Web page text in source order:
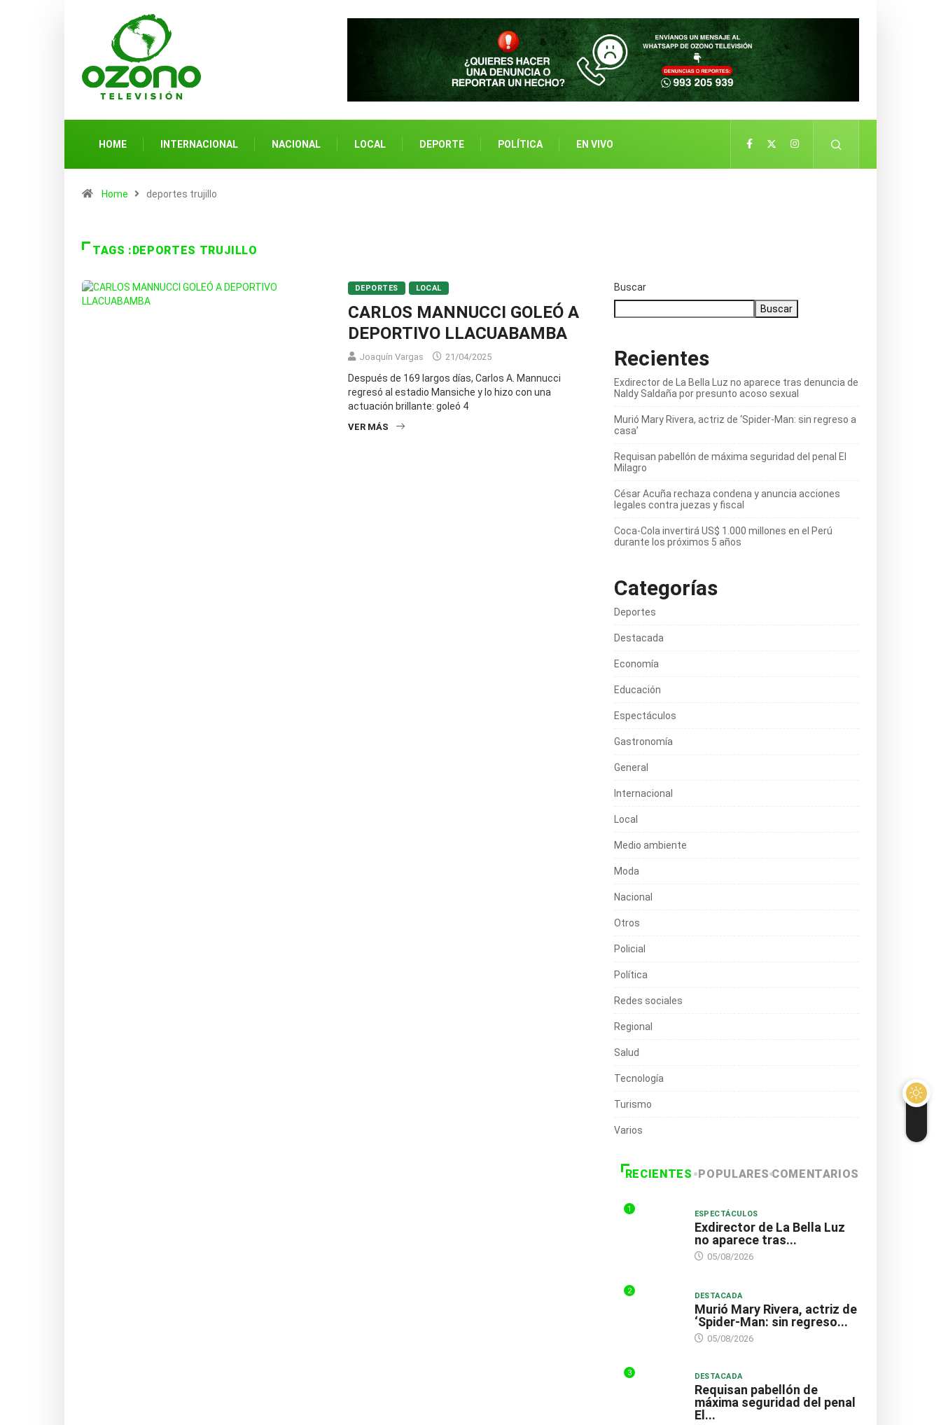
HOME INTERNACIONAL NACIONAL LOCAL DEPORTE POLÍTICA EN VIVO
Home deportes trujillo
TAGS :DEPORTES TRUJILLO
DEPORTES LOCAL
CARLOS MANNUCCI GOLEÓ A
DEPORTIVO LLACUABAMBA
Joaquín Vargas 21/04/2025
Después de 169 largos días, Carlos A. Mannucci
regresó al estadio Mansiche y lo hizo con una
actuación brillante: goleó 4
VER MÁS
Buscar
Buscar
Recientes
Exdirector de La Bella Luz no aparece tras denuncia de
Naldy Saldaña por presunto acoso sexual
Murió Mary Rivera, actriz de ‘Spider-Man: sin regreso a
casa’
Requisan pabellón de máxima seguridad del penal El
Milagro
César Acuña rechaza condena y anuncia acciones
legales contra juezas y fiscal
Coca-Cola invertirá US$ 1.000 millones en el Perú
durante los próximos 5 años
Categorías
Deportes
Destacada
Economía
Educación
Espectáculos
Gastronomía
General
Internacional
Local
Medio ambiente
Moda
Nacional
Otros
Policial
Política
Redes sociales
Regional
Salud
Tecnología
Turismo
Varios
RECIENTES POPULARESCOMENTARIOS
1
ESPECTÁCULOS
Exdirector de La Bella Luz
no aparece tras...
05/08/2026
2
DESTACADA
Murió Mary Rivera, actriz de
‘Spider-Man: sin regreso...
05/08/2026
3 DESTACADA
Requisan pabellón de
máxima seguridad del penal
El...